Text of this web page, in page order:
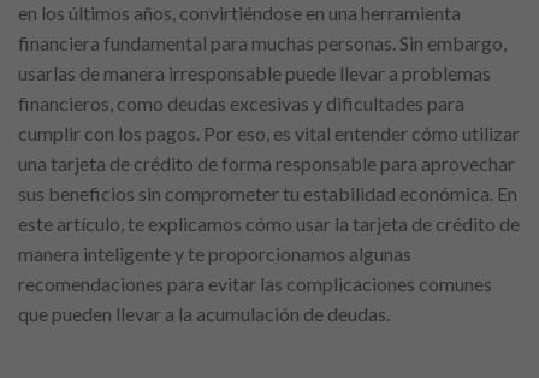
en los últimos años, convirtiéndose en una herramienta
financiera fundamental para muchas personas. Sin embargo,
usarlas de manera irresponsable puede llevar a problemas
financieros, como deudas excesivas y dificultades para
cumplir con los pagos. Por eso, es vital entender cómo utilizar
una tarjeta de crédito de forma responsable para aprovechar
sus beneficios sin comprometer tu estabilidad económica. En
este artículo, te explicamos cómo usar la tarjeta de crédito de
manera inteligente y te proporcionamos algunas
recomendaciones para evitar las complicaciones comunes
que pueden llevar a la acumulación de deudas.